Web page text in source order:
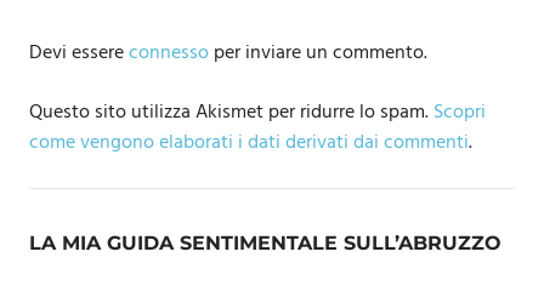
Devi essereconnessoper inviare un commento.
Questo sito utilizza Akismet per ridurre lo spam.Scopri
come vengono elaborati i dati derivati dai commenti.
LA MIA GUIDA SENTIMENTALE SULL’ABRUZZO